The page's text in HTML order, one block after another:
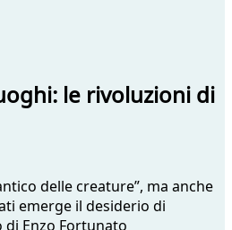
le rivoluzioni di
delle creature”, ma anche
emerge il desiderio di
Enzo Fortunato